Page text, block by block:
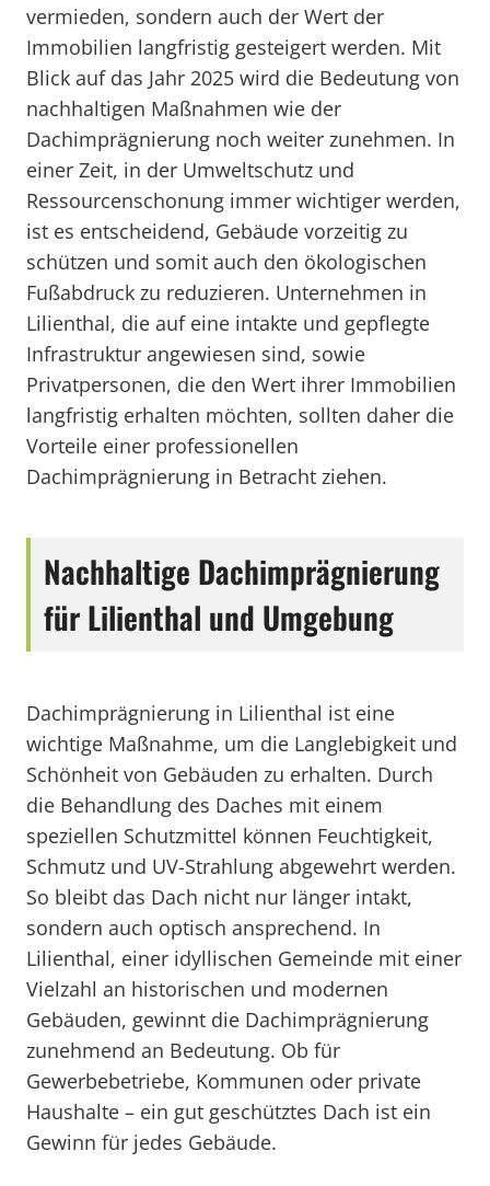
vermieden, sondern auch der Wert der
Immobilien langfristig gesteigert werden. Mit
Blick auf das Jahr 2025 wird die Bedeutung von
nachhaltigen Maßnahmen wie der
Dachimprägnierung noch weiter zunehmen. In
einer Zeit, in der Umweltschutz und
Ressourcenschonung immer wichtiger werden,
ist es entscheidend, Gebäude vorzeitig zu
schützen und somit auch den ökologischen
Fußabdruck zu reduzieren. Unternehmen in
Lilienthal, die auf eine intakte und gepflegte
Infrastruktur angewiesen sind, sowie
Privatpersonen, die den Wert ihrer Immobilien
langfristig erhalten möchten, sollten daher die
Vorteile einer professionellen
Dachimprägnierung in Betracht ziehen.
Nachhaltige Dachimprägnierung
für Lilienthal und Umgebung
Dachimprägnierung in Lilienthal ist eine
wichtige Maßnahme, um die Langlebigkeit und
Schönheit von Gebäuden zu erhalten. Durch
die Behandlung des Daches mit einem
speziellen Schutzmittel können Feuchtigkeit,
Schmutz und UV-Strahlung abgewehrt werden.
So bleibt das Dach nicht nur länger intakt,
sondern auch optisch ansprechend. In
Lilienthal, einer idyllischen Gemeinde mit einer
Vielzahl an historischen und modernen
Gebäuden, gewinnt die Dachimprägnierung
zunehmend an Bedeutung. Ob für
Gewerbebetriebe, Kommunen oder private
Haushalte – ein gut geschütztes Dach ist ein
Gewinn für jedes Gebäude.